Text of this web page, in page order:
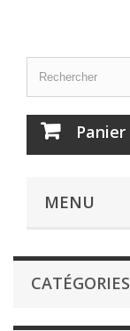
Panier
MENU
CATÉGORIES